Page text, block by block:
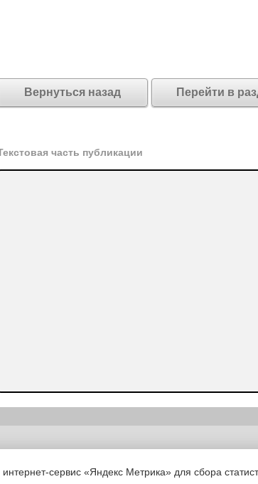
Вернуться назад Перейти в
часть публикации
Copyright (c) |Вестник
сервис «Яндекс Метрика» для сбора